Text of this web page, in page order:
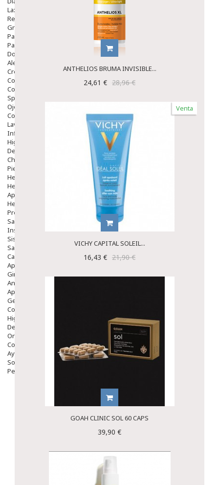
Laxantes
Resfriados
Gripe Y Resfriados
Para La Tos
Para Descongestionar La Nariz
Dolor De Garganta
Alergias Y Picaduras
Cremas
Comprimidos
Colirios
Sprays
Ojos Y Oidos
Congestión
Lavado Ojos
Inflamación Del Oido (otitis)
Higiene Oido
Deshabituación Tabaquismo
Chicles
Piel
Herpes Y Hongos
Heridas Y úlceras
Aparato Genital
Hemorroides
Protectores Y Emolientes
Salud
Insomnio
Sistema Nervioso
Salud Bucodental
Capilar
Apósitos
Ginecología
Anticonceptivos
Aparato Genital
Gente Mayor
Cosmética
Higiene
Dentales
Ortopedia
Complementos Nutricionales.
Ayudas
Solares
Pedido express
ANTHELIOS BRUMA INVISIBLE...
24,61 € 28,96 €
Venta
VICHY CAPITAL SOLEIL...
16,43 € 21,90 €
GOAH CLINIC SOL 60 CAPS
39,90 €